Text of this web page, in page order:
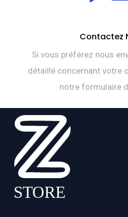
Contactez
Si vous préférez nous
détaillé concernant votre
notre formulaire